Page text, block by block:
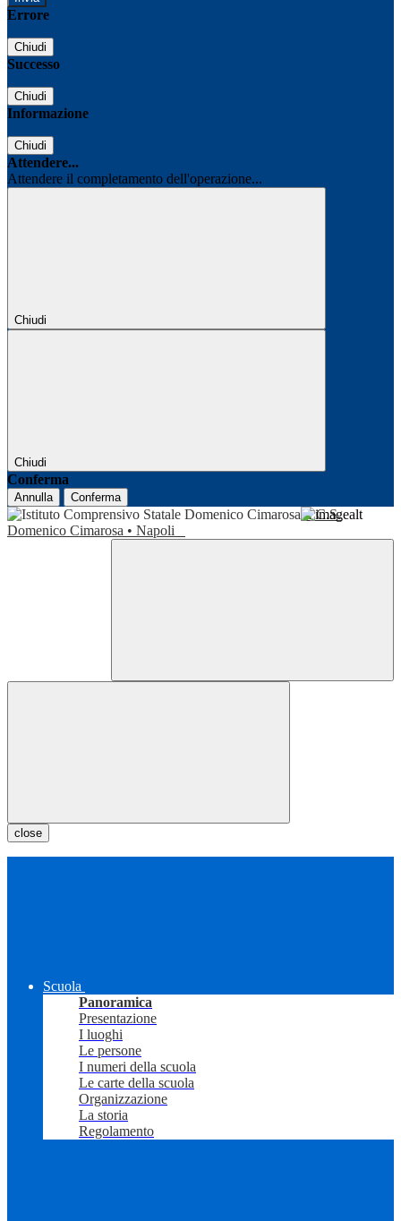
Errore
Chiudi
Successo
Chiudi
Informazione
Chiudi
Attendere...
Attendere il completamento dell'operazione...
Chiudi
Chiudi
Conferma
Annulla Conferma
I.C.S.
Domenico Cimarosa • Napoli
close
Scuola
Panoramica
Presentazione
I luoghi
Le persone
I numeri della scuola
Le carte della scuola
Organizzazione
La storia
Regolamento